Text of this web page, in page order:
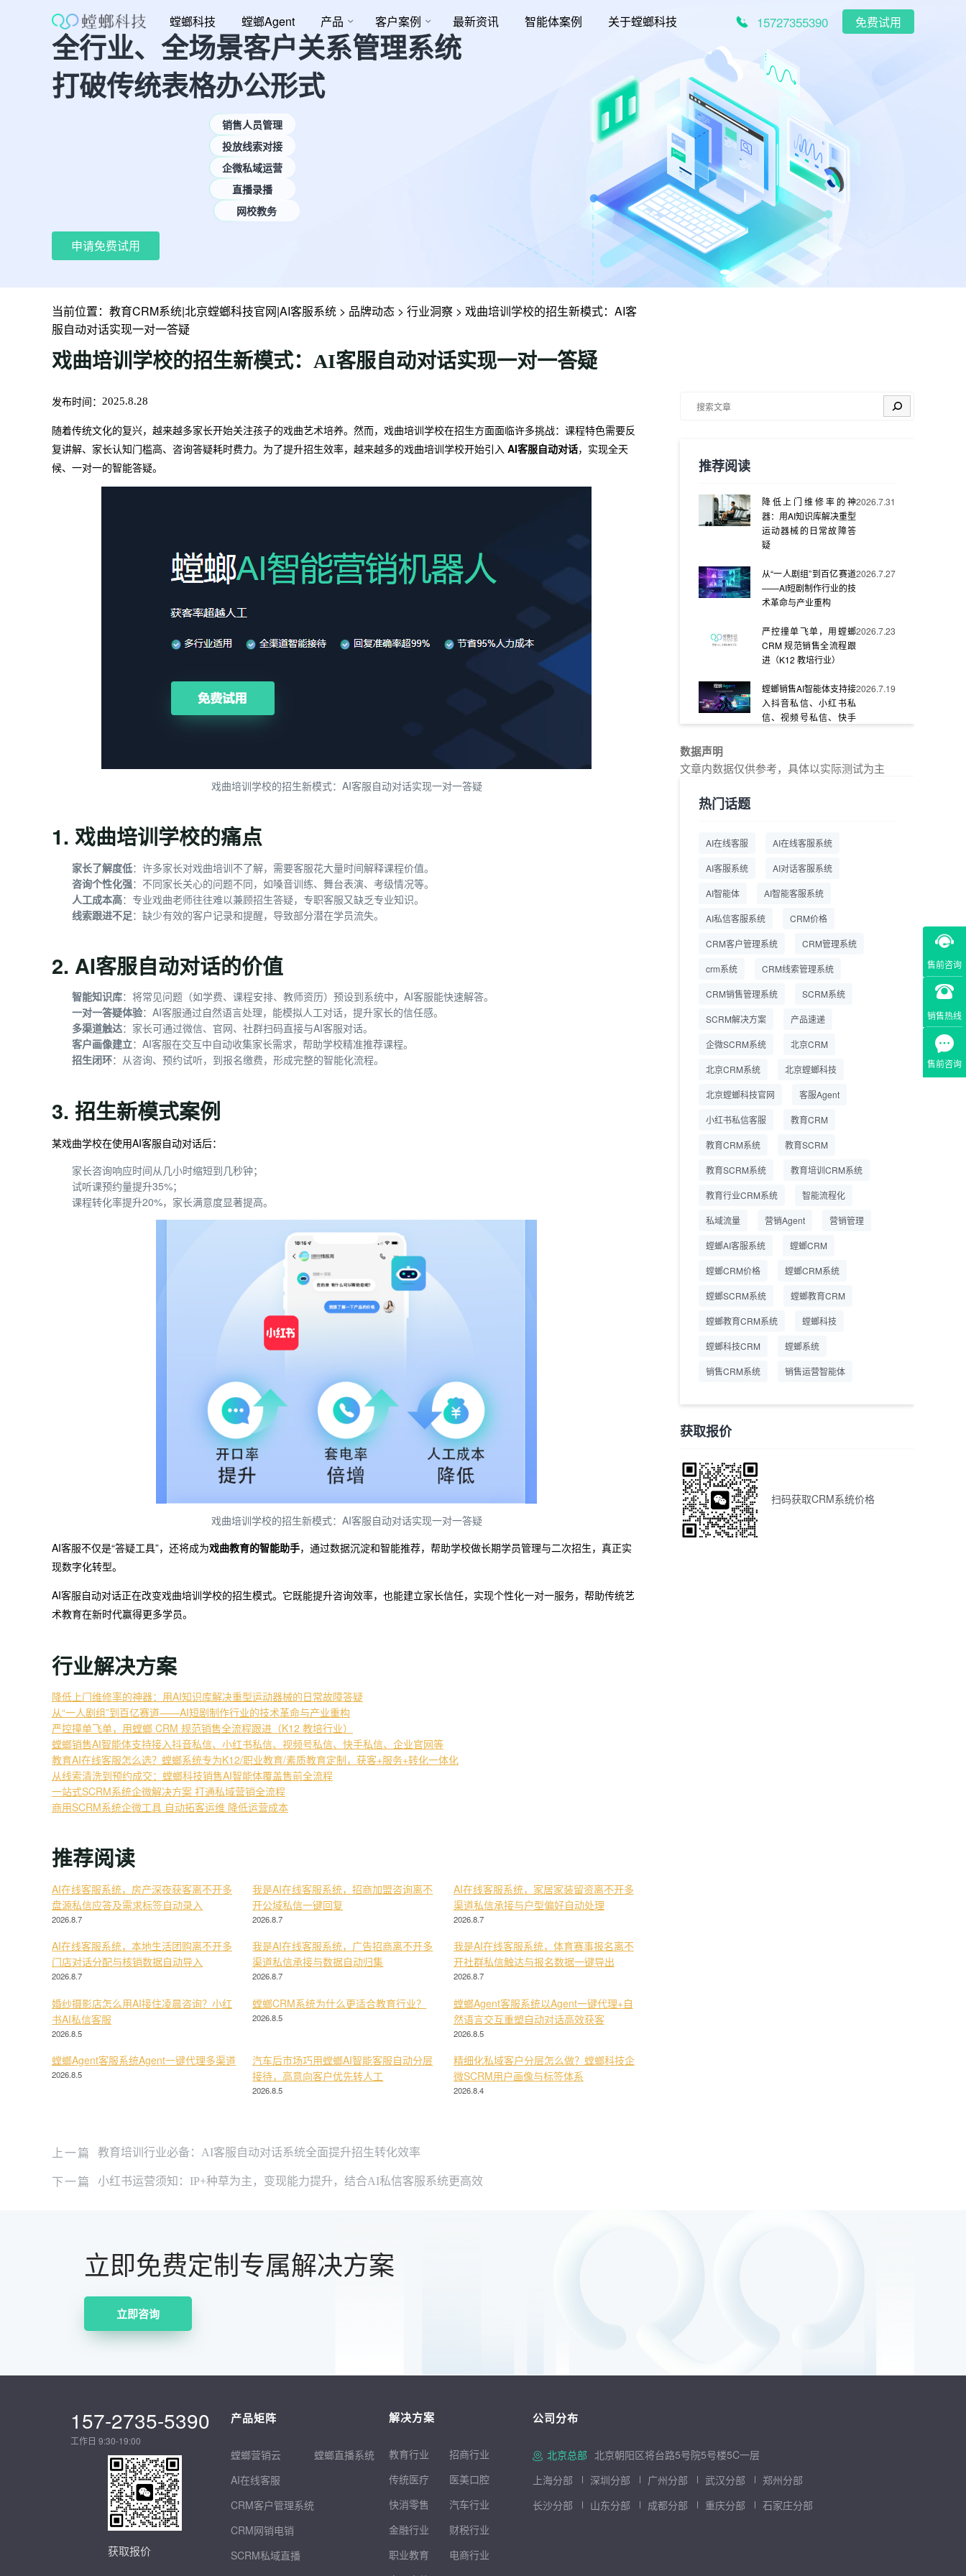
螳螂科技 螳螂Agent 产品 客户案例 最新资讯 智能体案例 关于螳螂科技 15727355390 免费试用
全行业、全场景客户关系管理系统
打破传统表格办公形式
销售人员管理
投放线索对接
企微私域运营
直播录播
网校教务
申请免费试用
售前咨询
销售热线
售前咨询
当前位置： 教育CRM系统|北京螳螂科技官网|AI客服系统 > 品牌动态 > 行业洞察 > 戏曲培训学校的招生新模式：AI客
服自动对话实现一对一答疑
戏曲培训学校的招生新模式：AI客服自动对话实现一对一答疑
发布时间： 2025.8.28
随着传统文化的复兴，越来越多家长开始关注孩子的戏曲艺术培养。然而，戏曲培训学校在招生方面面临许多挑战：课程特色需要反
复讲解、家长认知门槛高、咨询答疑耗时费力。为了提升招生效率，越来越多的戏曲培训学校开始引入 AI客服自动对话，实现全天
候、一对一的智能答疑。
戏曲培训学校的招生新模式：AI客服自动对话实现一对一答疑
1. 戏曲培训学校的痛点
家长了解度低：许多家长对戏曲培训不了解，需要客服花大量时间解释课程价值。
咨询个性化强：不同家长关心的问题不同，如嗓音训练、舞台表演、考级情况等。
人工成本高：专业戏曲老师往往难以兼顾招生答疑，专职客服又缺乏专业知识。
线索跟进不足：缺少有效的客户记录和提醒，导致部分潜在学员流失。
2. AI客服自动对话的价值
智能知识库：将常见问题（如学费、课程安排、教师资历）预设到系统中，AI客服能快速解答。
一对一答疑体验：AI客服通过自然语言处理，能模拟人工对话，提升家长的信任感。
多渠道触达：家长可通过微信、官网、社群扫码直接与AI客服对话。
客户画像建立：AI客服在交互中自动收集家长需求，帮助学校精准推荐课程。
招生闭环：从咨询、预约试听，到报名缴费，形成完整的智能化流程。
3. 招生新模式案例
某戏曲学校在使用AI客服自动对话后：
家长咨询响应时间从几小时缩短到几秒钟；
试听课预约量提升35%；
课程转化率提升20%，家长满意度显著提高。
戏曲培训学校的招生新模式：AI客服自动对话实现一对一答疑
AI客服不仅是“答疑工具”，还将成为戏曲教育的智能助手，通过数据沉淀和智能推荐，帮助学校做长期学员管理与二次招生，真正实
现数字化转型。
AI客服自动对话正在改变戏曲培训学校的招生模式。它既能提升咨询效率，也能建立家长信任，实现个性化一对一服务，帮助传统艺
术教育在新时代赢得更多学员。
行业解决方案
降低上门维修率的神器：用AI知识库解决重型运动器械的日常故障答疑
从“一人剧组”到百亿赛道——AI短剧制作行业的技术革命与产业重构
严控撞单飞单，用螳螂 CRM 规范销售全流程跟进（K12 教培行业）
螳螂销售AI智能体支持接入抖音私信、小红书私信、视频号私信、快手私信、企业官网等
教育AI在线客服怎么选？螳螂系统专为K12/职业教育/素质教育定制，获客+服务+转化一体化
从线索清洗到预约成交：螳螂科技销售AI智能体覆盖售前全流程
一站式SCRM系统企微解决方案 打通私域营销全流程
商用SCRM系统企微工具 自动拓客运维 降低运营成本
推荐阅读
AI在线客服系统，房产深夜获客离不开多
盘源私信应答及需求标签自动录入
2026.8.7
我是AI在线客服系统，招商加盟咨询离不
开公域私信一键回复
2026.8.7
AI在线客服系统，家居家装留资离不开多
渠道私信承接与户型偏好自动处理
2026.8.7
AI在线客服系统，本地生活团购离不开多
门店对话分配与核销数据自动导入
2026.8.7
我是AI在线客服系统，广告招商离不开多
渠道私信承接与数据自动归集
2026.8.7
我是AI在线客服系统，体育赛事报名离不
开社群私信触达与报名数据一键导出
2026.8.7
婚纱摄影店怎么用AI接住凌晨咨询？小红
书AI私信客服
2026.8.5
螳螂CRM系统为什么更适合教育行业？
2026.8.5
螳螂Agent客服系统以Agent一键代理+自
然语言交互重塑自动对话高效获客
2026.8.5
螳螂Agent客服系统Agent一键代理多渠道
2026.8.5
汽车后市场巧用螳螂AI智能客服自动分层
接待，高意向客户优先转人工
2026.8.5
精细化私域客户分层怎么做？螳螂科技企
微SCRM用户画像与标签体系
2026.8.4
搜索
推荐阅读
降低上门维修率的神
器：用AI知识库解决重型
运动器械的日常故障答
疑
2026.7.31
从“一人剧组”到百亿赛道
——AI短剧制作行业的技
术革命与产业重构
2026.7.27
严控撞单飞单，用螳螂
CRM 规范销售全流程跟
进（K12 教培行业）
2026.7.23
螳螂销售AI智能体支持接
入抖音私信、小红书私
信、视频号私信、快手
2026.7.19
螳螂系统专为K12/职业
交：螳螂科技销售AI智能
一站式SCRM系统企微
全流程
商用SCRM系统企微工
营成本
2026.7.14
企业微信 私域用户精细
螳螂教育CRM助力教培
机构精细化运营
数据声明
文章内数据仅供参考，具体以实际测试为主
热门话题
AI在线客服 AI在线客服系统
AI客服系统 AI对话客服系统
AI智能体 AI智能客服系统
AI私信客服系统 CRM价格
CRM客户管理系统 CRM管理系统
crm系统 CRM线索管理系统
CRM销售管理系统 SCRM系统
SCRM解决方案 产品速递
企微SCRM系统 北京CRM
北京CRM系统 北京螳螂科技
北京螳螂科技官网 客服Agent
小红书私信客服 教育CRM
教育CRM系统 教育SCRM
教育SCRM系统 教育培训CRM系统
教育行业CRM系统 智能流程化
私域流量 营销Agent 营销管理
螳螂AI客服系统 螳螂CRM
螳螂CRM价格 螳螂CRM系统
螳螂SCRM系统 螳螂教育CRM
螳螂教育CRM系统 螳螂科技
螳螂科技CRM 螳螂系统
销售CRM系统 销售运营智能体
获取报价
扫码获取CRM系统价格
上一篇 教育培训行业必备：AI客服自动对话系统全面提升招生转化效率
下一篇 小红书运营须知：IP+种草为主，变现能力提升，结合AI私信客服系统更高效
立即免费定制专属解决方案
立即咨询
157-2735-5390
工作日 9:30-19:00
获取报价
产品矩阵
螳螂营销云
AI在线客服
CRM客户管理系统
CRM网销电销
SCRM私域直播
螳螂直播系统
解决方案
教育行业 招商行业
传统医疗
医美口腔
快消零售
汽车行业
金融行业
财税行业
职业教育
电商行业
公司分布
北京总部 北京朝阳区将台路5号院5号楼5C一层
上海分部
深圳分部 广州分部 武汉分部
郑州分部
长沙分部
山东分部 成都分部 重庆分部 石家庄分部